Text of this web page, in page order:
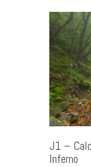
J1 –
Inferno